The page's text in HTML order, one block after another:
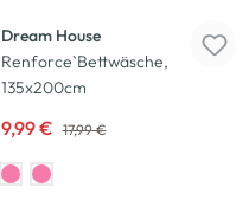
Dream House
Renforce`Bettwäsche,
135x200cm
9,99 € 17,99 €